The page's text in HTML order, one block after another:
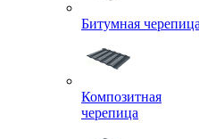
Битумная черепица
Композитная
черепица